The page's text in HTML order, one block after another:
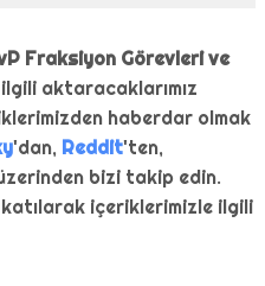
Fraksiyon Görevleri ve
aktaracaklarımız
haberdar olmak
'dan, Reddit'ten,
bizi takip edin.
içeriklerimizle ilgili